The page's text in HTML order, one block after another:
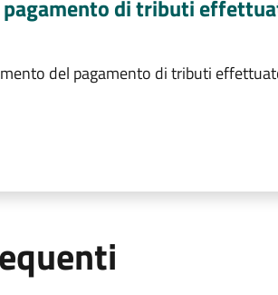
pagamento di tributi
del pagamento di tributi